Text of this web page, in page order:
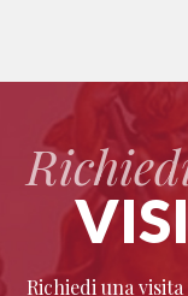
Richiedi una